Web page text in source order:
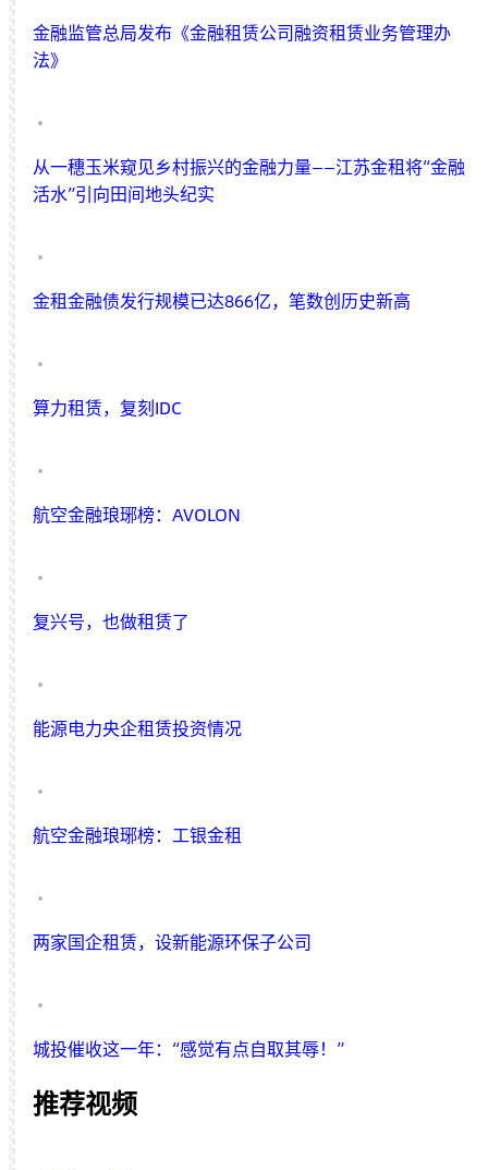
金融监管总局发布《金融租赁公司融资租赁业务管理办
法》
从一穗玉米窥见乡村振兴的金融力量——江苏金租将“金融
活水”引向田间地头纪实
金租金融债发行规模已达866亿，笔数创历史新高
算力租赁，复刻IDC
航空金融琅琊榜：AVOLON
复兴号，也做租赁了
能源电力央企租赁投资情况
航空金融琅琊榜：工银金租
两家国企租赁，设新能源环保子公司
城投催收这一年：“感觉有点自取其辱！”
推荐视频